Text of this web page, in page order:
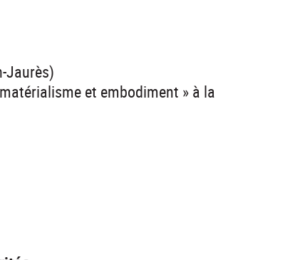
Jaurès)
et embodiment » à la